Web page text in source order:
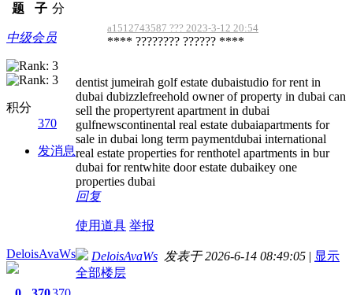
题
子 分
中级会员
积分
370
发消息
a1512743587 ??? 2023-3-12 20:54
**** ???????? ?????? ****
dentist jumeirah golf estate dubaistudio for rent in
dubai dubizzlefreehold owner of property in dubai can
sell the propertyrent apartment in dubai
gulfnewscontinental real estate dubaiapartments for
sale in dubai long term paymentdubai international
real estate properties for renthotel apartments in bur
dubai for rentwhite door estate dubaikey one
properties dubai
回复
使用道具 举报
DeloisAvaWs DeloisAvaWs 发表于 2026-6-14 08:49:05 | 显示
全部楼层